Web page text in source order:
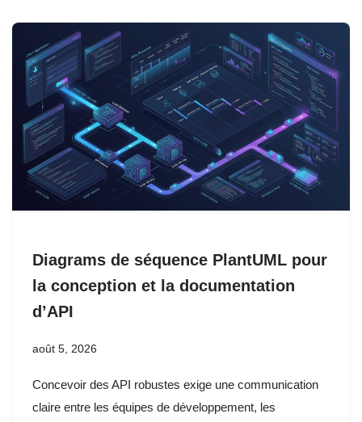
Diagrams de séquence PlantUML pour
la conception et la documentation
d’API
août 5, 2026
Concevoir des API robustes exige une communication
claire entre les équipes de développement, les